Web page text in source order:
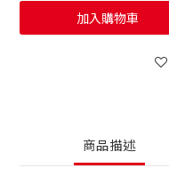
加入購物車
商品描述